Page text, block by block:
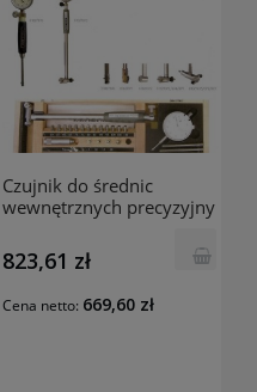
Czujnik do średnic
wewnętrznych precyzyjny
MIB-Germany
823,61 zł
Cena netto: 669,60 zł